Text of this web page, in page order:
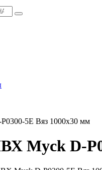
5Е Вяз 1000х30 мм
Myck D-